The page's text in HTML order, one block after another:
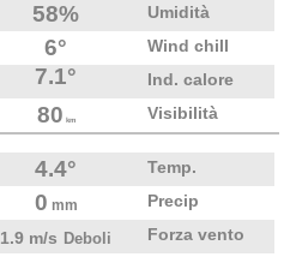
58% Umidità
6° Wind chill
7.1° Ind. calore
80 km Visibilità
4.4° Temp.
0 mm
Precip
1.9 m/s Deboli
Forza vento